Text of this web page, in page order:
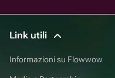
Link utili
Informazioni su Flowwow